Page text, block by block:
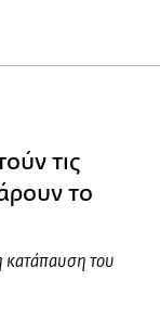
τις
το
κατάπαυση του